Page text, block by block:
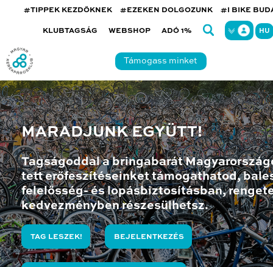
#TIPPEK KEZDŐKNEK #EZEKEN DOLGOZUNK #I BIKE
KLUBTAGSÁG WEBSHOP ADÓ 1% HU
Támogass minket
MARADJUNK EGYÜTT!
Tagságoddal a bringabarát
tett erőfeszítéseinket támogathatod,
felelősség- és lopásbiztosításban,
kedvezményben részesülhetsz.
TAG LESZEK! BEJELENTKEZÉS